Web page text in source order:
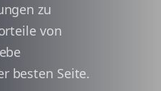
zu
von
besten Seite.